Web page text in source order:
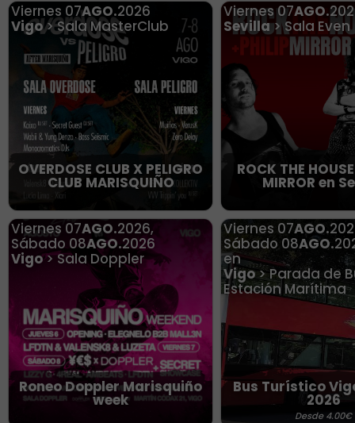
Viernes 07AGO.2026
Vigo> Sala MasterClub
OVERDOSE CLUB X PELIGRO
CLUB MARISQUIÑO
Viernes07AGO.
Sevilla> Sala Even
ROCK THE
MIRROR en
Viernes 07AGO.2026,
Sábado 08AGO.2026
Vigo> Sala Doppler
Roneo Doppler Marisquiño
week
Viernes 07AGO.
Sábado 08AGO.
en
Vigo> Parada de
Estación Marítima
Bus Turístico
2026
Desde 4.00€